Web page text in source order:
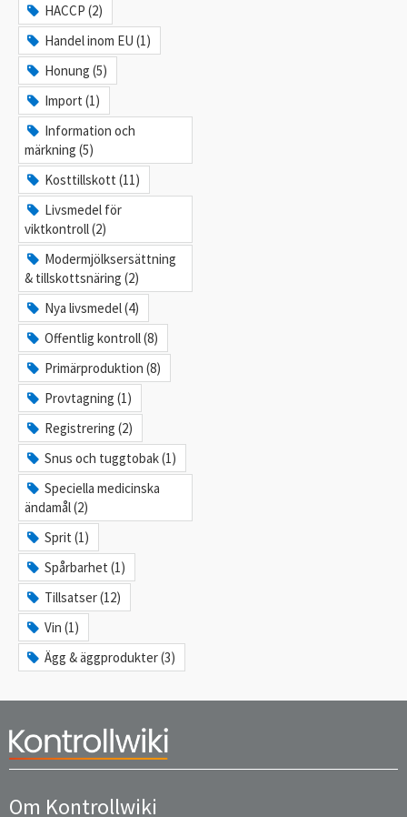
HACCP (2)
Handel inom EU (1)
Honung (5)
Import (1)
Information och
märkning (5)
Kosttillskott (11)
Livsmedel för
viktkontroll (2)
Modermjölksersättning
& tillskottsnäring (2)
Nya livsmedel (4)
Offentlig kontroll (8)
Primärproduktion (8)
Provtagning (1)
Registrering (2)
Snus och tuggtobak (1)
Speciella medicinska
ändamål (2)
Sprit (1)
Spårbarhet (1)
Tillsatser (12)
Vin (1)
Ägg & äggprodukter (3)
Om Kontrollwiki